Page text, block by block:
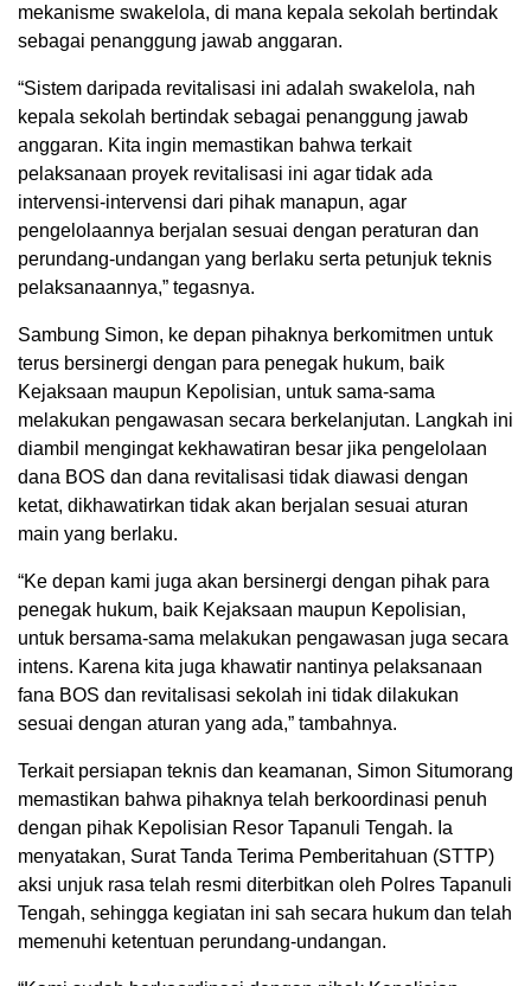
mekanisme swakelola, di mana kepala sekolah bertindak
sebagai penanggung jawab anggaran.
“Sistem daripada revitalisasi ini adalah swakelola, nah
kepala sekolah bertindak sebagai penanggung jawab
anggaran. Kita ingin memastikan bahwa terkait
pelaksanaan proyek revitalisasi ini agar tidak ada
intervensi-intervensi dari pihak manapun, agar
pengelolaannya berjalan sesuai dengan peraturan dan
perundang-undangan yang berlaku serta petunjuk teknis
pelaksanaannya,” tegasnya.
Sambung Simon, ke depan pihaknya berkomitmen untuk
terus bersinergi dengan para penegak hukum, baik
Kejaksaan maupun Kepolisian, untuk sama-sama
melakukan pengawasan secara berkelanjutan. Langkah ini
diambil mengingat kekhawatiran besar jika pengelolaan
dana BOS dan dana revitalisasi tidak diawasi dengan
ketat, dikhawatirkan tidak akan berjalan sesuai aturan
main yang berlaku.
“Ke depan kami juga akan bersinergi dengan pihak para
penegak hukum, baik Kejaksaan maupun Kepolisian,
untuk bersama-sama melakukan pengawasan juga secara
intens. Karena kita juga khawatir nantinya pelaksanaan
fana BOS dan revitalisasi sekolah ini tidak dilakukan
sesuai dengan aturan yang ada,” tambahnya.
Terkait persiapan teknis dan keamanan, Simon Situmorang
memastikan bahwa pihaknya telah berkoordinasi penuh
dengan pihak Kepolisian Resor Tapanuli Tengah. Ia
menyatakan, Surat Tanda Terima Pemberitahuan (STTP)
aksi unjuk rasa telah resmi diterbitkan oleh Polres Tapanuli
Tengah, sehingga kegiatan ini sah secara hukum dan telah
memenuhi ketentuan perundang-undangan.